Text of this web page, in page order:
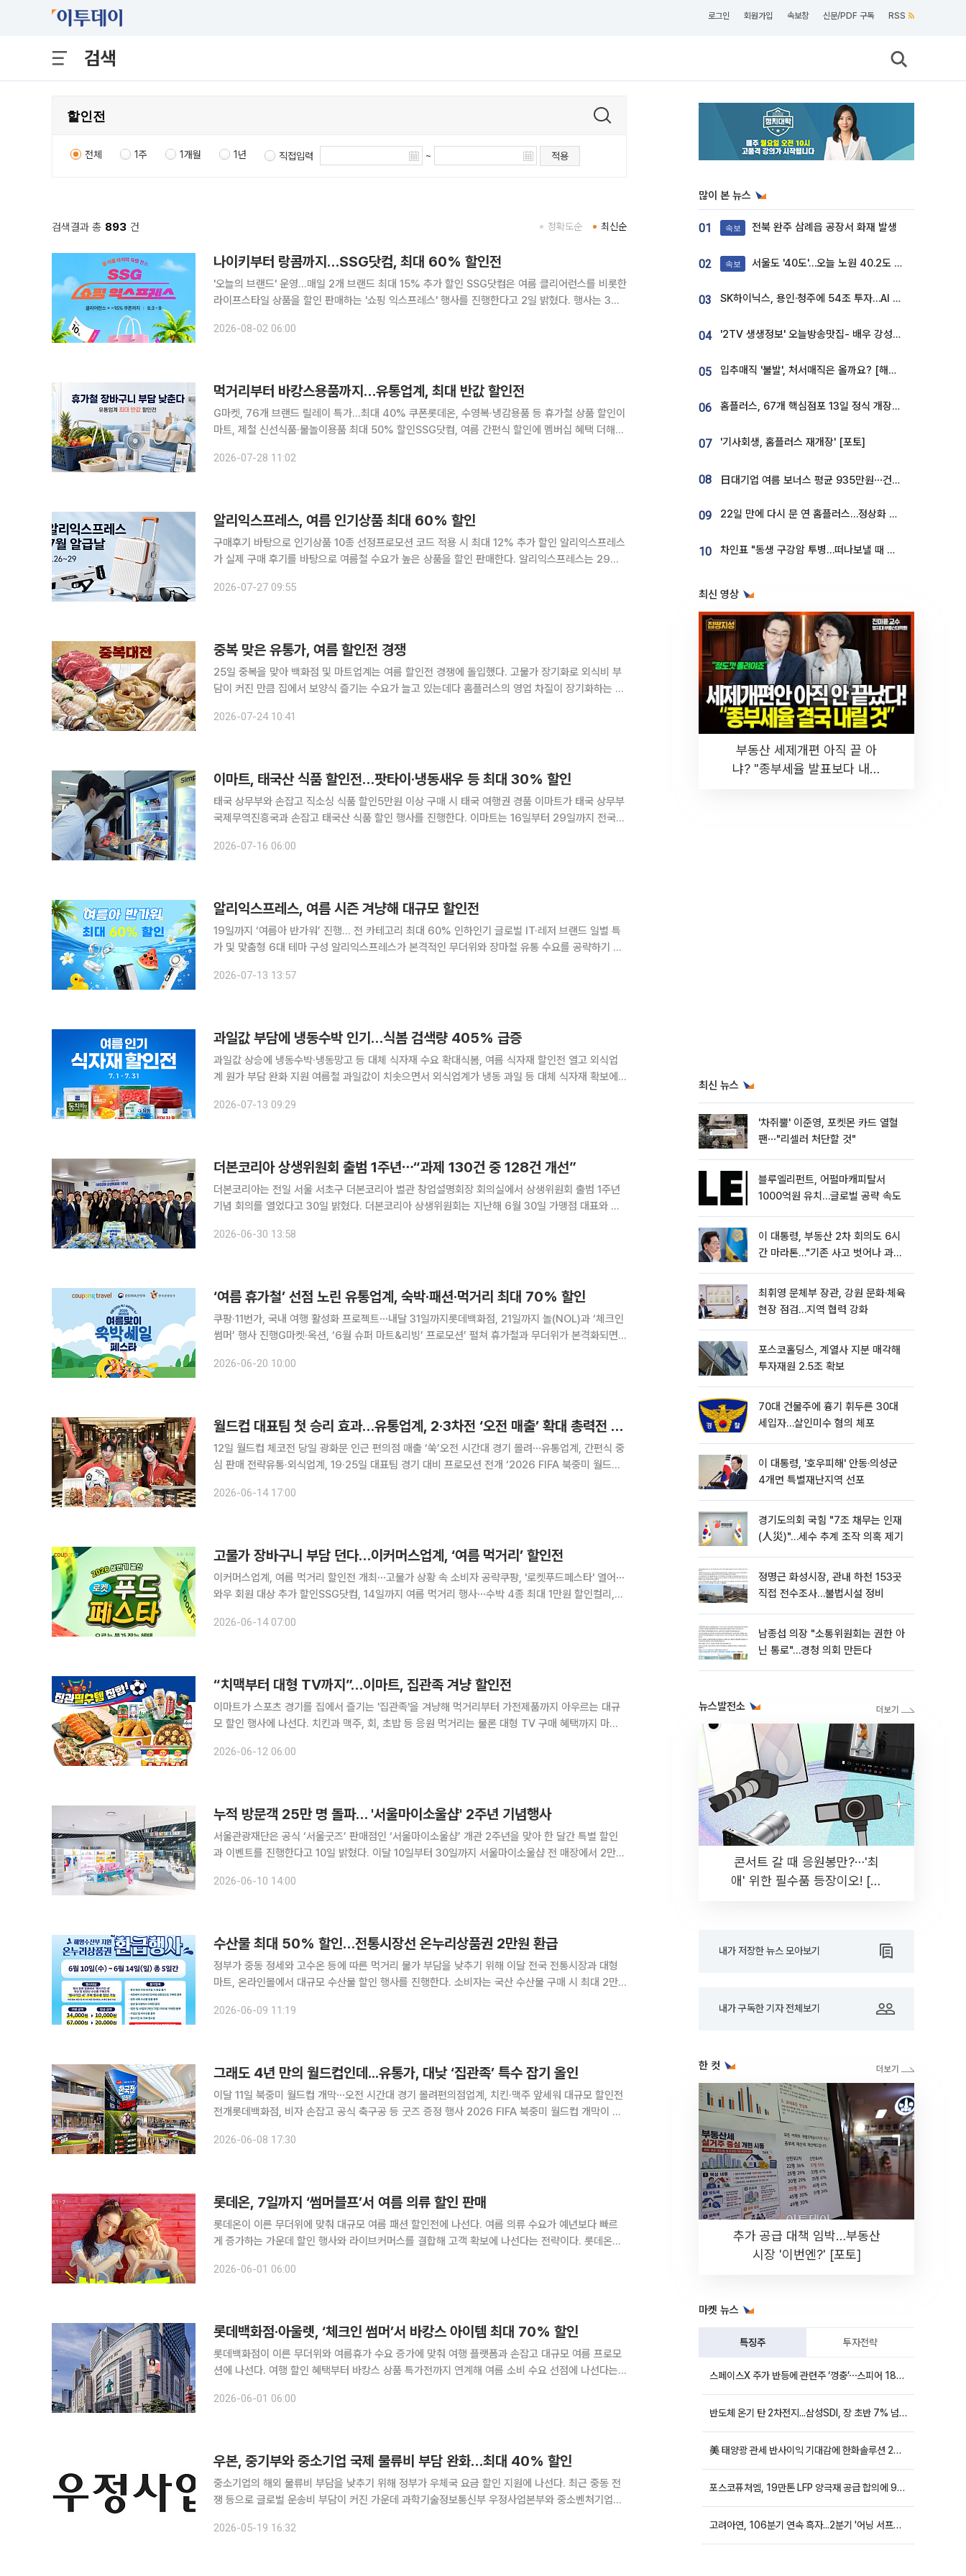
로그인 회원가입 속보창 신문/PDF 구독 RSS
검색
전체 1주 1개월 1년 직접입력 ~ 적용
검색결과 총 893 건 최신순
정확도순
나이키부터 랑콤까지…SSG닷컴, 최대 60% 할인전
'오늘의 브랜드' 운영…매일 2개 브랜드 최대 15% 추가 할인 SSG닷컴은 여름 클리어런스를 비롯한
라이프스타일 상품을 할인 판매하는 '쇼핑 익스프레스' 행사를 진행한다고 2일 밝혔다. 행사는 3일
헤지스·스톤헨지 등 잡화는 최대 60% 할인한다. 랑콤은
2026-08-02 06:00
먹거리부터 바캉스용품까지…유통업계, 최대 반값 할인전
G마켓, 76개 브랜드 릴레이 특가…최대 40% 쿠폰롯데온, 수영복·냉감용품 등 휴가철 상품 할인이
마트, 제철 신선식품·물놀이용품 최대 50% 할인SSG닷컴, 여름 간편식 할인에 멤버십 혜택 더해
2026-07-28 11:02
알리익스프레스, 여름 인기상품 최대 60% 할인
구매후기 바탕으로 인기상품 10종 선정프로모션 코드 적용 시 최대 12% 추가 할인 알리익스프레스
가 실제 구매 후기를 바탕으로 여름철 수요가 높은 상품을 할인 판매한다. 알리익스프레스는 29일
긍정적인 평가를 받은 상품 가운데 여름철 실내 생활과 휴가에
2026-07-27 09:55
중복 맞은 유통가, 여름 할인전 경쟁
25일 중복을 맞아 백화점 및 마트업계는 여름 할인전 경쟁에 돌입했다. 고물가 장기화로 외식비 부
담이 커진 만큼 집에서 보양식 즐기는 수요가 늘고 있는데다 홈플러스의 영업 차질이 장기화하는 사
일주일간 생닭, 장어, 전복 등 보양식 관련 상품을 최대 50%
2026-07-24 10:41
이마트, 태국산 식품 할인전…팟타이·냉동새우 등 최대 30% 할인
태국 상무부와 손잡고 직소싱 식품 할인5만원 이상 구매 시 태국 여행권 경품 이마트가 태국 상무부
국제무역진흥국과 손잡고 태국산 식품 할인 행사를 진행한다. 이마트는 16일부터 29일까지 전국
2개 구매 시 1개를 추가 증정한다. 팁사마이 팟타이는 이마트
2026-07-16 06:00
알리익스프레스, 여름 시즌 겨냥해 대규모 할인전
19일까지 ‘여름아 반가워’ 진행… 전 카테고리 최대 60% 인하인기 글로벌 IT·레저 브랜드 일별 특
가 및 맞춤형 6대 테마 구성 알리익스프레스가 본격적인 무더위와 장마철 유통 수요를 공략하기 위
는 큐레이션과 결제 혜택을 앞세워 국내 소비자들의 눈길을 사로잡겠
2026-07-13 13:57
과일값 부담에 냉동수박 인기…식봄 검색량 405% 급증
과일값 상승에 냉동수박·냉동망고 등 대체 식자재 수요 확대식봄, 여름 식자재 할인전 열고 외식업
계 원가 부담 완화 지원 여름철 과일값이 치솟으면서 외식업계가 냉동 과일 등 대체 식자재 확보에
2026-07-13 09:29
더본코리아 상생위원회 출범 1주년⋯“과제 130건 중 128건 개선”
더본코리아는 전일 서울 서초구 더본코리아 별관 창업설명회장 회의실에서 상생위원회 출범 1주년
기념 회의를 열었다고 30일 밝혔다. 더본코리아 상생위원회는 지난해 6월 30일 가맹점 대표와 본
호사, 유효상 유니콘경제연구원장 등 외부 전문가들이 합류하면서 객관성
2026-06-30 13:58
‘여름 휴가철’ 선점 노린 유통업계, 숙박·패션·먹거리 최대 70% 할인
쿠팡·11번가, 국내 여행 활성화 프로젝트⋯내달 31일까지롯데백화점, 21일까지 놀(NOL)과 ‘체크인
썸머’ 행사 진행G마켓·옥션, ‘6월 슈퍼 마트&리빙’ 프로모션’ 펼쳐 휴가철과 무더위가 본격화되면
인 혜택을 확대하며 소비자 공략에 힘을 쏟고 있다. 특히
2026-06-20 10:00
월드컵 대표팀 첫 승리 효과…유통업계, 2·3차전 ‘오전 매출’ 확대 총력전 나선다
12일 월드컵 체코전 당일 광화문 인근 편의점 매출 ‘쑥’오전 시간대 경기 몰려⋯유통업계, 간편식 중
심 판매 전략유통·외식업계, 19·25일 대표팀 경기 대비 프로모션 전개 ‘2026 FIFA 북중미 월드컵’
어지고 있다. 편의점 매출이 급증한 가운데 유통·외식
2026-06-14 17:00
고물가 장바구니 부담 던다…이커머스업계, ‘여름 먹거리’ 할인전
이커머스업계, 여름 먹거리 할인전 개최⋯고물가 상황 속 소비자 공략쿠팡, '로켓푸드페스타' 열어⋯
와우 회원 대상 추가 할인SSG닷컴, 14일까지 여름 먹거리 행사⋯수박 4종 최대 1만원 할인컬리,
지자 이커머스업계가 대규모 할인 행사를 잇달아 열고 고객 잡기
2026-06-14 07:00
“치맥부터 대형 TV까지”…이마트, 집관족 겨냥 할인전
이마트가 스포츠 경기를 집에서 즐기는 '집관족'을 겨냥해 먹거리부터 가전제품까지 아우르는 대규
모 할인 행사에 나선다. 치킨과 맥주, 회, 초밥 등 응원 먹거리는 물론 대형 TV 구매 혜택까지 마련
2026-06-12 06:00
누적 방문객 25만 명 돌파… '서울마이소울샵' 2주년 기념행사
서울관광재단은 공식 ‘서울굿즈’ 판매점인 ‘서울마이소울샵’ 개관 2주년을 맞아 한 달간 특별 할인
과 이벤트를 진행한다고 10일 밝혔다. 이달 10일부터 30일까지 서울마이소울샵 전 매장에서 2만원
(Newtro)' 감성을 반영한 행사로 내외국인 관광객들
2026-06-10 14:00
수산물 최대 50% 할인…전통시장선 온누리상품권 2만원 환급
정부가 중동 정세와 고수온 등에 따른 먹거리 물가 부담을 낮추기 위해 이달 전국 전통시장과 대형
마트, 온라인몰에서 대규모 수산물 할인 행사를 진행한다. 소비자는 국산 수산물 구매 시 최대 2만
10일부터 14일까지 전국 252개 전통시장에서 '수산물 온누리상품권
2026-06-09 11:19
그래도 4년 만의 월드컵인데...유통가, 대낮 ‘집관족’ 특수 잡기 올인
이달 11일 북중미 월드컵 개막⋯오전 시간대 경기 몰려편의점업계, 치킨·맥주 앞세워 대규모 할인전
전개롯데백화점, 비자 손잡고 공식 축구공 등 굿즈 증정 행사 2026 FIFA 북중미 월드컵 개막이 임
시간 기준 주요 경기가 오전과 낮 시간대에 진행되는 만큼
2026-06-08 17:30
롯데온, 7일까지 ‘썸머블프’서 여름 의류 할인 판매
롯데온이 이른 무더위에 맞춰 대규모 여름 패션 할인전에 나선다. 여름 의류 수요가 예년보다 빠르
게 증가하는 가운데 할인 행사와 라이브커머스를 결합해 고객 확보에 나선다는 전략이다. 롯데온은
션 빅세일’을 주제로 여름 필수 의류와 시즌 인기 브랜드 상품
2026-06-01 06:00
롯데백화점·아울렛, ‘체크인 썸머’서 바캉스 아이템 최대 70% 할인
롯데백화점이 이른 무더위와 여름휴가 수요 증가에 맞춰 여행 플랫폼과 손잡고 대규모 여름 프로모
션에 나선다. 여행 할인 혜택부터 바캉스 상품 특가전까지 연계해 여름 소비 수요 선점에 나선다는
께 여름 맞이 행사인 '체크인 썸머'를 진행한다고 1일 밝혔다.
2026-06-01 06:00
우본, 중기부와 중소기업 국제 물류비 부담 완화…최대 40% 할인
중소기업의 해외 물류비 부담을 낮추기 위해 정부가 우체국 요금 할인 지원에 나선다. 최근 중동 전
쟁 등으로 글로벌 운송비 부담이 커진 가운데 과학기술정보통신부 우정사업본부와 중소벤처기업부
부담 완화를 위해 ‘2026 우체국 국제물류 서비스 이용 지원’ 사업을
2026-05-19 16:32
많이 본 뉴스
01 속보 전북 완주 삼례읍 공장서 화재 발생
02 속보 서울도 '40도'…오늘 노원 40.2도 기록
03 SK하이닉스, 용인·청주에 54조 투자…AI 메모리 생산기지 키운다
04 '2TV 생생정보' 오늘방송맛집- 배우 강성진 단골! 쌀국수ㆍ푸팟퐁 커리 맛집 '블○○○'
05 입추매직 '불발', 처서매직은 올까요? [해시태그]
06 홈플러스, 67개 핵심점포 13일 정식 개장…영업 재개 속도
07 '기사회생, 홈플러스 재개장' [포토]
08 日대기업 여름 보너스 평균 935만원⋯건설회사 1800만 넘어
09 22일 만에 다시 문 연 홈플러스…정상화 바쁜데 재고 없어 ‘발동동’[가보니]
10 차인표 "동생 구강암 투병…떠나보낼 때 가장 힘들었다”
최신 영상
부동산 세제개편 아직 끝 아
냐? "종부세율 발표보다 내릴
최신 뉴스
'차쥐뿔' 이준영, 포켓몬 카드 열혈
팬⋯"리셀러 처단할 것"
블루엘리펀트, 어펄마캐피탈서
1000억원 유치…글로벌 공략 속도
이 대통령, 부동산 2차 회의도 6시
간 마라톤…"기존 사고 벗어나 과감
최휘영 문체부 장관, 강원 문화·체육
현장 점검…지역 협력 강화
포스코홀딩스, 계열사 지분 매각해
투자재원 2.5조 확보
70대 건물주에 흉기 휘두른 30대
세입자…살인미수 혐의 체포
이 대통령, '호우피해' 안동·의성군
4개면 특별재난지역 선포
경기도의회 국힘 "7조 채무는 인재
(人災)"…세수 추계 조작 의혹 제기
정명근 화성시장, 관내 하천 153곳
직접 전수조사…불법시설 정비
남종섭 의장 "소통위원회는 권한 아
닌 통로"…경청 의회 만든다
뉴스발전소
콘서트 갈 때 응원봉만?⋯'최
애' 위한 필수품 등장이오! [솔
내가 저장한 뉴스 모아보기
내가 구독한 기자 전체보기
한 컷
추가 공급 대책 임박…부동산
시장 '이번엔?' [포토]
마켓 뉴스
특징주 투자전략
스페이스X 주가 반등에 관련주 ‘껑충’⋯스피어 18%ㆍ에이치브이엠 12%↑
반도체 온기 탄 2차전지...삼성SDI, 장 초반 7% 넘게 껑충
美 태양광 관세 반사이익 기대감에 한화솔루션 20%대·OCI홀딩스 14%대 급등
포스코퓨처엠, 19만톤 LFP 양극재 공급 합의에 9%대 강세
고려아연, 106분기 연속 흑자...2분기 '어닝 서프라이즈'에 장 초반 12%대 강세